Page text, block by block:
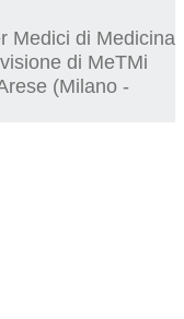
Medici di Medicina
di MeTMi
(Milano -